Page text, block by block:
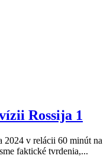
Rossija 1
2024 v relácii 60 minút na
faktické tvrdenia,...